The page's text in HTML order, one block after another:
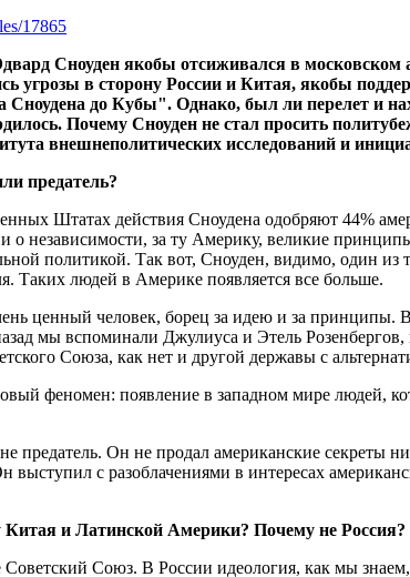
17865
Сноуден якобы отсиживался в московском
угрозы в сторону России и Китая, якобы
Сноудена до Кубы". Однако, был ли перелет
Почему Сноуден не стал просить
внешнеполитических исследований и
предатель?
Штатах действия Сноудена одобряют 44%
о независимости, за ту Америку, великие
политикой. Так вот, Сноуден, видимо,
Таких людей в Америке появляется все больше.
ценный человек, борец за идею и за
мы вспоминали Джулиуса и Этель
Союза, как нет и другой державы с
феномен: появление в западном мире людей,
предатель. Он не продал американские секреты
с разоблачениями в интересах
и Латинской Америки? Почему не Россия?
Советский Союз. В России идеология, как мы